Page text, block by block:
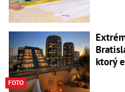
FOTO
ktorý